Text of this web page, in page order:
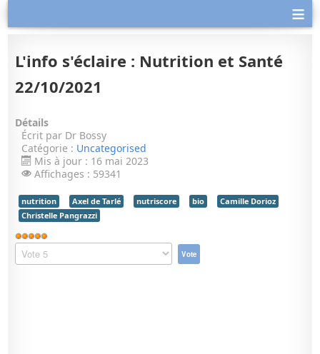
≡
L'info s'éclaire : Nutrition et Santé
22/10/2021
Détails
Écrit par Dr Bossy
Catégorie : Uncategorised
Mis à jour : 16 mai 2023
Affichages : 59341
nutrition Axel de Tarlé nutriscore bio
Camille Dorioz
Christelle Pangrazzi
Vote
utilisateur:
Veuillez
voter